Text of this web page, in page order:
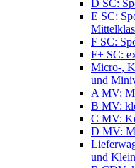
D SC:
E SC:
F SC:
F+ SC:
Micro-,
und
A MV:
B MV:
C MV:
D MV:
und